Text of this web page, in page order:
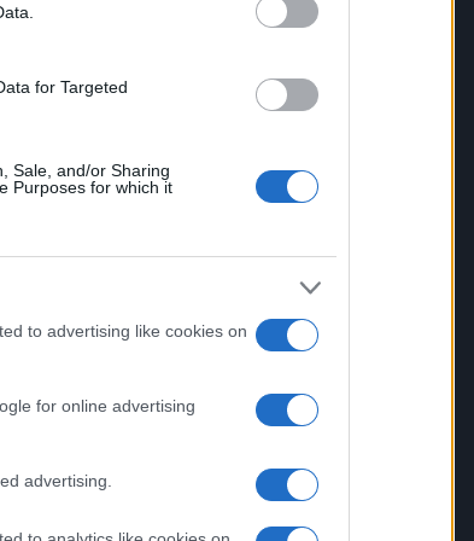
for Targeted
Sale, and/or Sharing
Purposes for which it
to advertising like cookies on
for online advertising
advertising.
una scuola
1 ha comunicato che il
tracing in collaborazione
contatti per ricostruire i
di circoscrivere a 9
sanitaria.
gli accertamenti
La Marymount
dell’interazione con il
collaborazione tra la